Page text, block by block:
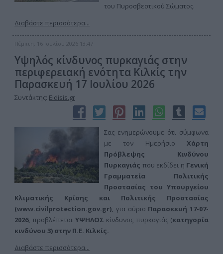
του Πυροσβεστικού Σώματος.
Διαβάστε περισσότερα...
Πέμπτη, 16 Ιουλίου 2026 13:47
Υψηλός κίνδυνος πυρκαγιάς στην
περιφερειακή ενότητα Κιλκίς την
Παρασκευή 17 Ιουλίου 2026
Συντάκτης: Eidisis.gr
Σας ενημερώνουμε ότι σύμφωνα
με τον Ημερήσιο Χάρτη
Πρόβλεψης Κινδύνου
Πυρκαγιάς που εκδίδει η Γενική
Γραμματεία Πολιτικής
Προστασίας του Υπουργείου
Κλιματικής Κρίσης και Πολιτικής Προστασίας
(www.civilprotection.gov.gr), για αύριο Παρασκευή 17-07-
2026, προβλέπεται ΥΨΗΛΟΣ κίνδυνος πυρκαγιάς (κατηγορία
κινδύνου 3) στην Π.Ε. Κιλκίς.
Διαβάστε περισσότερα...